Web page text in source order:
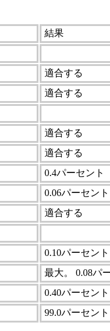
結果
適合する
適合する
適合する
適合する
0.4パーセント
0.06パーセント
適合する
0.10パーセント
最大。 0.08パ
0.40パーセント
99.0パーセント